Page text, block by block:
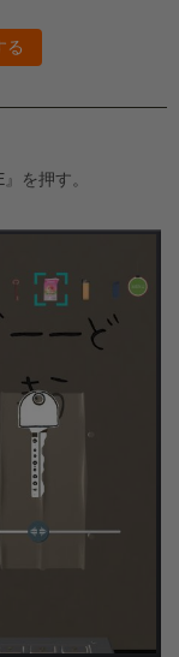
る
を押す。